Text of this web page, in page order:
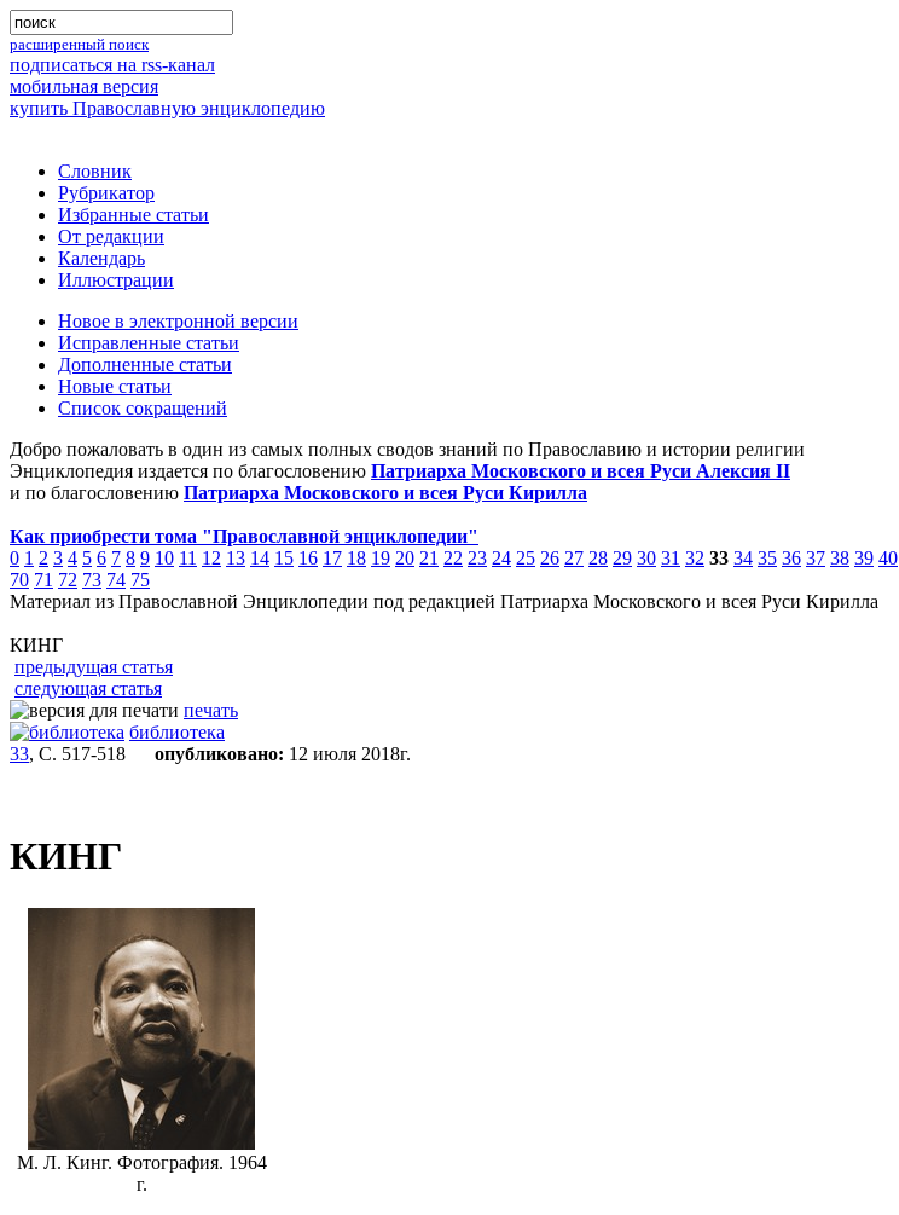
расширенный поиск
подписаться на rss-канал
мобильная версия
купить Православную энциклопедию
Словник
Рубрикатор
Избранные статьи
От редакции
Календарь
Иллюстрации
Новое в электронной версии
Исправленные статьи
Дополненные статьи
Новые статьи
Список сокращений
Добро пожаловать в один из самых полных сводов знаний по Православию и истории религии
Энциклопедия издается по благословению Патриарха Московского и всея Руси Алексия II
и по благословению Патриарха Московского и всея Руси Кирилла
Как приобрести тома "Православной энциклопедии"
0 1 2 3 4 5 6 7 8 9 10 11 12 13 14 15 16 17 18 19 20 21 22 23 24 25 26 27 28 29 30 31 32 33 34 35 36 37 38 39 40
70 71 72 73 74 75
Материал из Православной Энциклопедии под редакцией Патриарха Московского и всея Руси Кирилла
КИНГ
предыдущая статья
следующая статья
печать
библиотека
33, С. 517-518 опубликовано: 12 июля 2018г.
КИНГ
М. Л. Кинг. Фотография. 1964
г.